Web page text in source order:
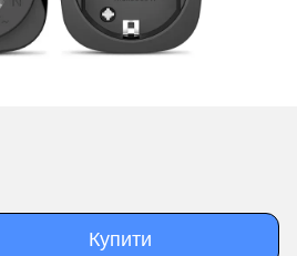
Купити